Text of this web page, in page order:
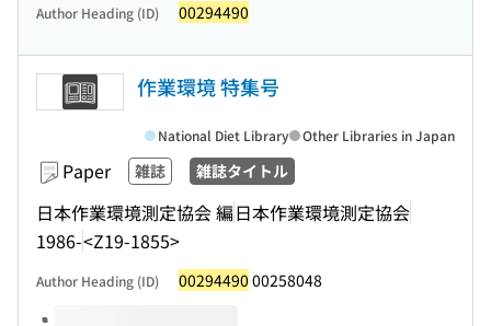
Author Heading (ID) 00294490
作業環境 特集号
Paper 雑誌 雑誌タイトル
日本作業環境測定協会 編日本作業環境測定協会
1986-<Z19-1855>
National Diet Library Other Libraries in Japan
Author Heading (ID) 00294490 00258048
Volumes of this title